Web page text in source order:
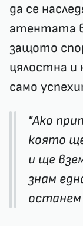
да се
атентатa
защото
цялостна и
само
"Ако
която
и ще
знам
останем